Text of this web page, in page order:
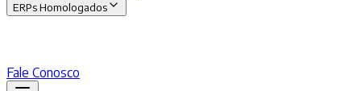
ERPs Homologados
Fale Conosco